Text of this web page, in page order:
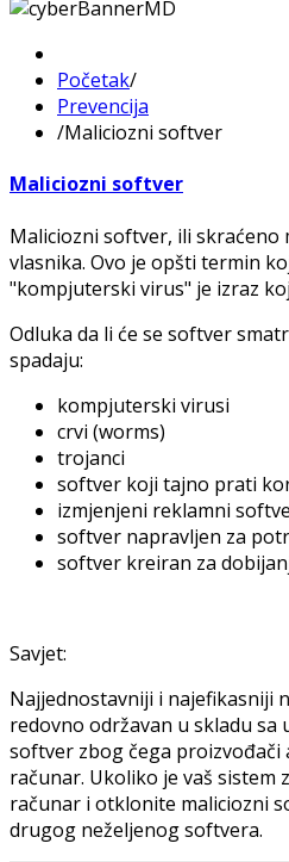
Početak/
Prevencija
/Maliciozni softver
Maliciozni softver
Maliciozni softver, ili
vlasnika. Ovo je opšti termin
"kompjuterski virus" je izraz
Odluka da li će se softver
spadaju:
kompjuterski virusi
crvi (worms)
trojanci
softver koji tajno prati
izmjenjeni reklamni
softver napravljen za
softver kreiran za
Savjet:
Najjednostavniji i najefikasniji
redovno održavan u skladu
softver zbog čega
računar. Ukoliko je vaš
računar i otklonite maliciozni
drugog neželjenog softvera.